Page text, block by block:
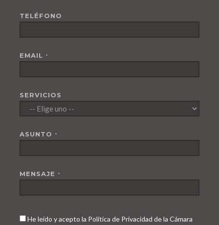
TELÉFONO
EMAIL *
SERVICIOS
ASUNTO *
MENSAJE *
He leído y acepto la Política de Privacidad de la Cámara